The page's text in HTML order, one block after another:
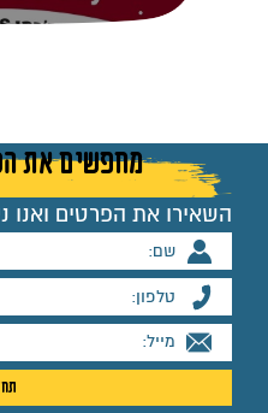
מחפשים את
השאירו את הפרטים ואנו